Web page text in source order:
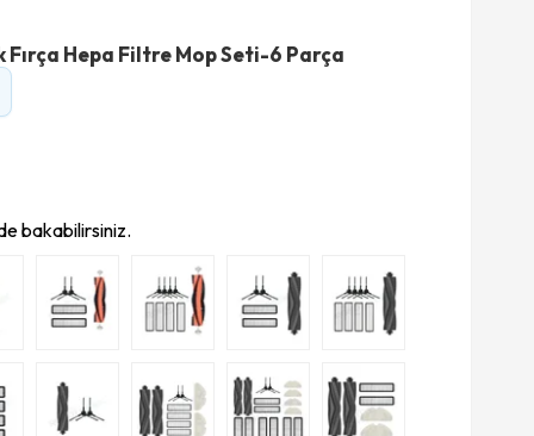
Fırça Hepa Filtre Mop Seti-6 Parça
bakabilirsiniz.